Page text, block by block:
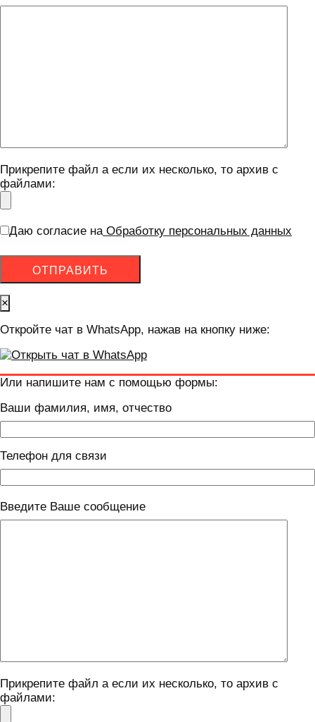
Прикрепите файл а если их несколько, то архив с
файлами:
Даю согласие на Обработку персональных данных
×
Откройте чат в WhatsApp, нажав на кнопку ниже:
Или напишите нам с помощью формы:
Ваши фамилия, имя, отчество
Телефон для связи
Введите Ваше сообщение
Прикрепите файл а если их несколько, то архив с
файлами: